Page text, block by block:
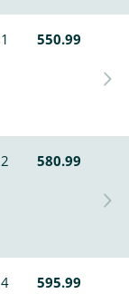
1 550.99
2 580.99
4 595.99